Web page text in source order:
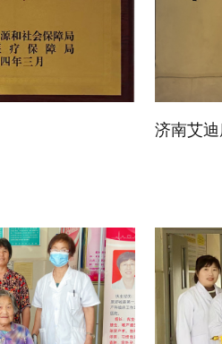
济南艾